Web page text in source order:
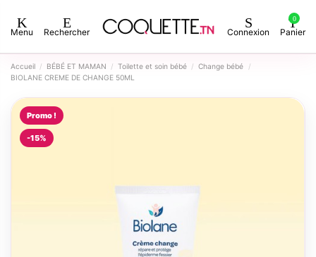
Menu Rechercher Connexion
0
Panier
Accueil BÉBÉ ET MAMAN Toilette et soin bébé
Change bébé
BIOLANE CREME DE CHANGE 50ML
Promo !
-15%